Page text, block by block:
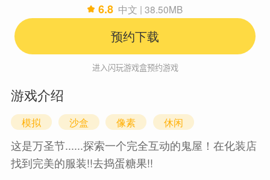
6.8 中文 | 38.50MB
预约下载
进入闪玩游戏盒预约游戏
游戏介绍
模拟 沙盒 像素 休闲
这是万圣节......探索一个完全互动的鬼屋！在化装店
找到完美的服装!!去捣蛋糖果!!